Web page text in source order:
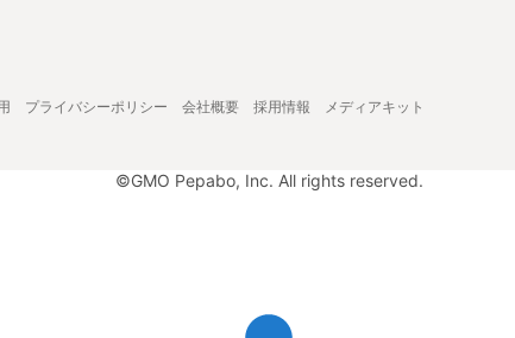
プライバシーポリシー 会社概要 採用情報 メディアキット
©GMO Pepabo, Inc. All rights reserved.